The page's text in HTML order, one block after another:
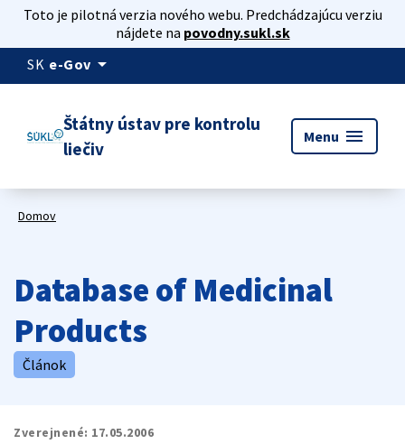
Toto je pilotná verzia nového webu. Predchádzajúcu verziu
nájdete na povodny.sukl.sk
SK e-Gov arrow_drop_down
Štátny ústav pre kontrolu
liečiv
Menu menu
Domov
Database of Medicinal
Products
Článok
Zverejnené: 17.05.2006